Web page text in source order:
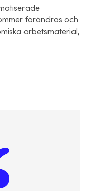
förändras och
arbetsmaterial,